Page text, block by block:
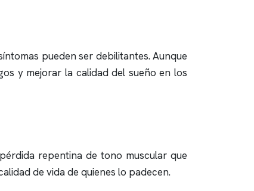
pueden ser debilitantes. Aunque
y mejorar la calidad del sueño en los
repentina de tono muscular que
de vida de quienes lo padecen.